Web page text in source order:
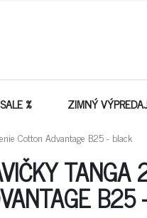
SALE % ZIMNÝ
Cotton Advantage B25 - black
TANGA
B25